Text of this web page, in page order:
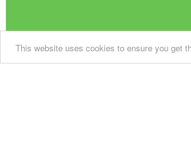
This website uses cookies to ensure you get